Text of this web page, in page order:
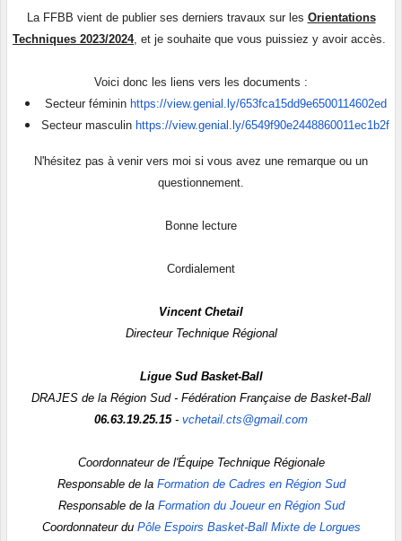
La FFBB vient de publier ses derniers travaux sur les Orientations
Techniques 2023/2024, et je souhaite que vous puissiez y avoir accès.
Voici donc les liens vers les documents :
Secteur féminin https://view.genial.ly/653fca15dd9e6500114602ed
Secteur masculin https://view.genial.ly/6549f90e2448860011ec1b2f
N'hésitez pas à venir vers moi si vous avez une remarque ou un
questionnement.
Bonne lecture
Cordialement
Vincent Chetail
Directeur Technique Régional
Ligue Sud Basket-Ball
DRAJES de la Région Sud - Fédération Française de Basket-Ball
06.63.19.25.15- vchetail.cts@gmail.com
Coordonnateur de l'Équipe TechniqueRégionale
Responsable de la Formation de Cadres en Région Sud
Responsable de la Formation du Joueur en Région Sud
Coordonnateur du Pôle Espoirs Basket-Ball Mixte de Lorgues